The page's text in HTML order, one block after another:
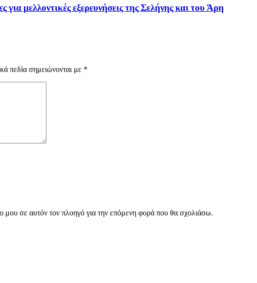
για μελλοντικές εξερευνήσεις της Σελήνης και του Άρη
πεδία σημειώνονται με *
μου σε αυτόν τον πλοηγό για την επόμενη φορά που θα σχολιάσω.